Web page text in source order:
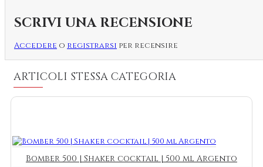
SCRIVI UNA RECENSIONE
Accedere o registrarsi per recensire
ARTICOLI STESSA CATEGORIA
Bomber 500 | Shaker cocktail | 500 ml Argento